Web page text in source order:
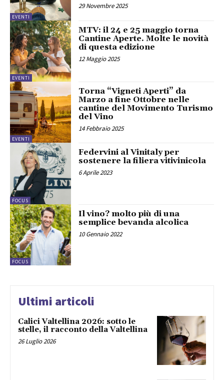
EVENTI
29 Novembre 2025
EVENTI
MTV: il 24 e 25 maggio torna
Cantine Aperte. Molte le novità
di questa edizione
12 Maggio 2025
EVENTI
Torna “Vigneti Aperti” da
Marzo a fine Ottobre nelle
cantine del Movimento Turismo
del Vino
14 Febbraio 2025
FOCUS
Federvini al Vinitaly per
sostenere la filiera vitivinicola
6 Aprile 2023
FOCUS
Il vino? molto più di una
semplice bevanda alcolica
10 Gennaio 2022
Ultimi articoli
Calici Valtellina 2026: sotto le
stelle, il racconto della Valtellina
26 Luglio 2026